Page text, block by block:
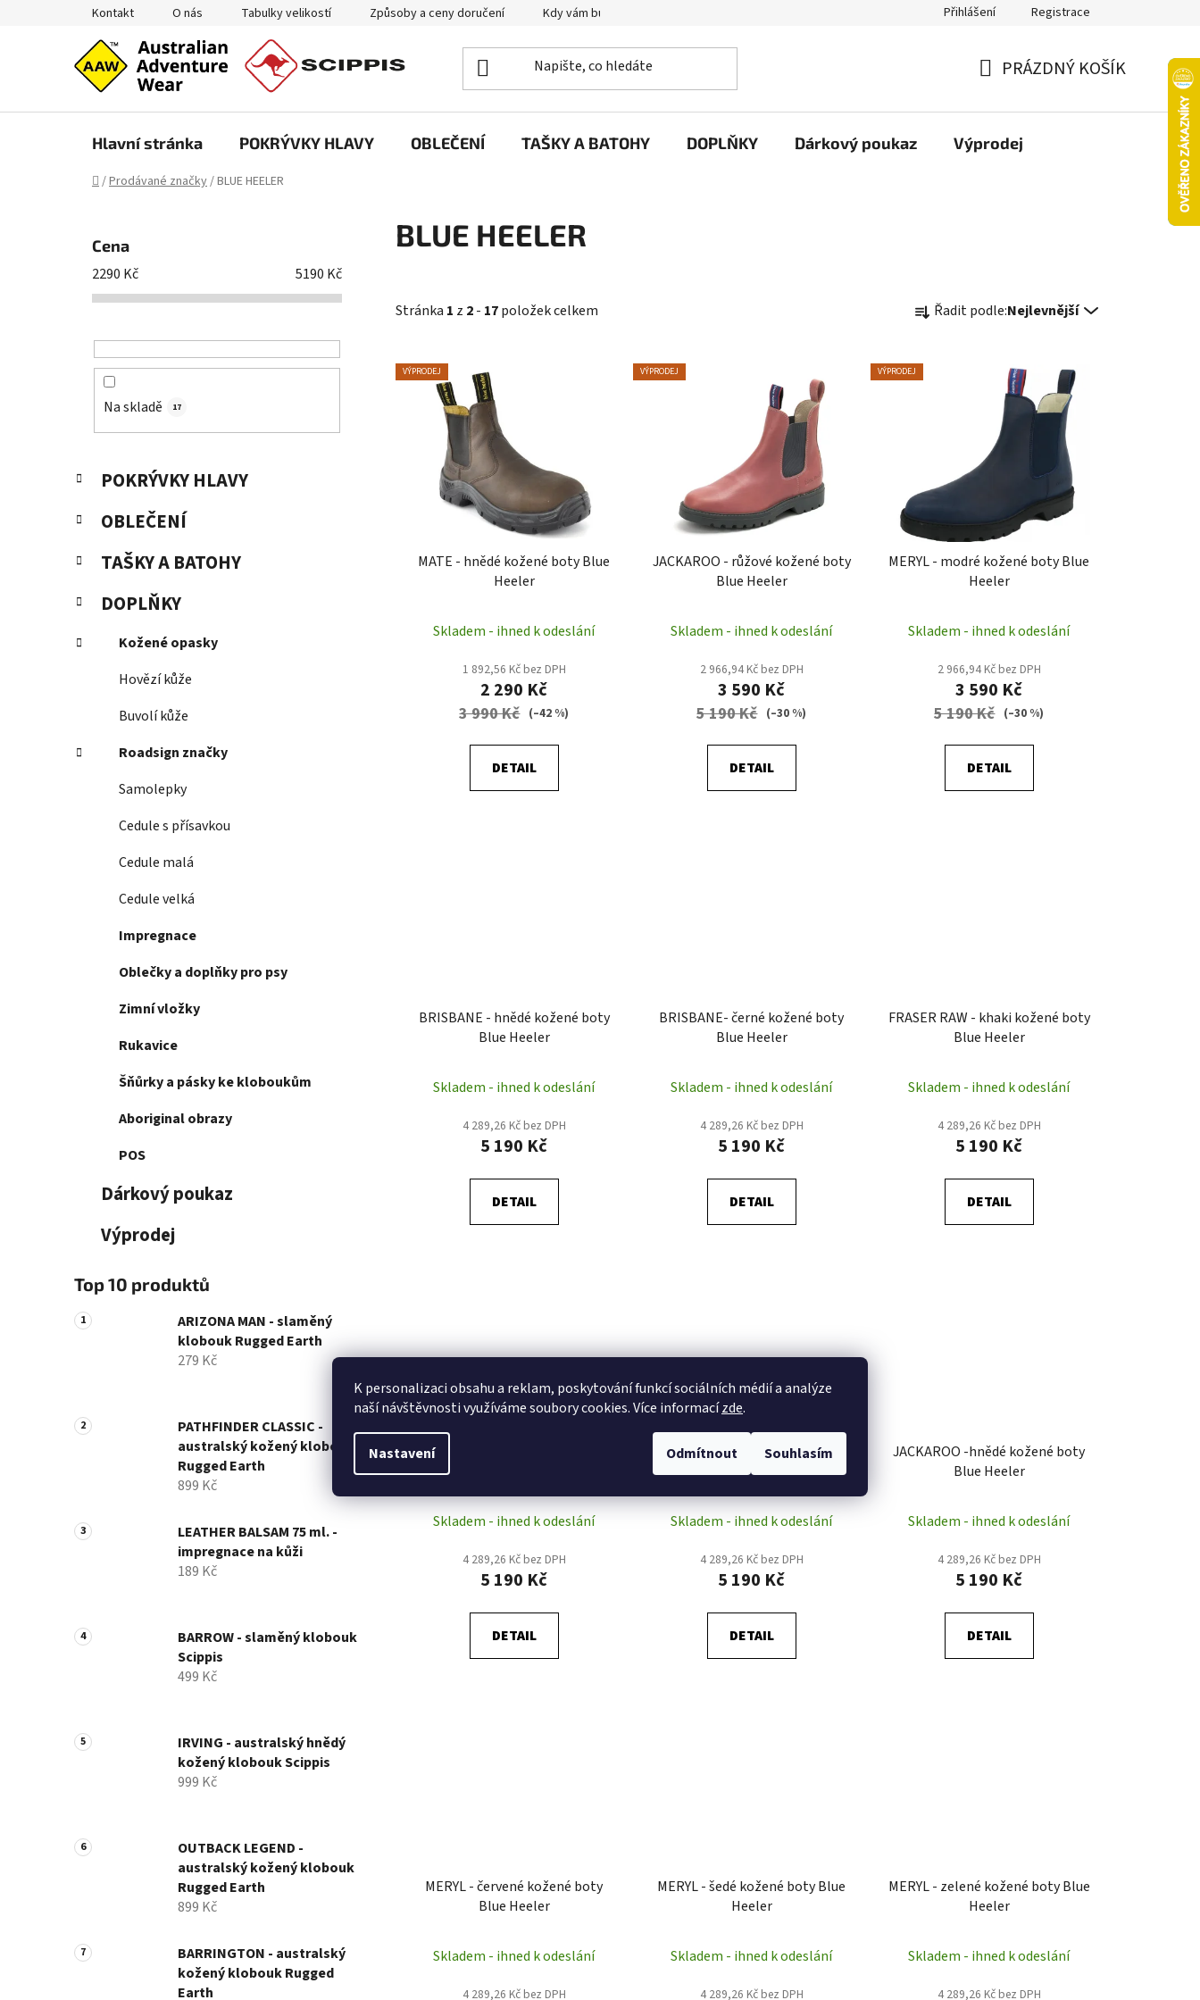
K personalizaci obsahu a reklam, poskytování funkcí sociálních médií a analýze
naší návštěvnosti využíváme soubory cookies. Více informacízde.
Nastavení Odmítnout Souhlasím
Kontakt O nás Tabulky velikostí Způsoby a ceny doručení Kdy vám bude zboží doručené? Výměna zboží nebo vrácení ve 14denní lhůtě Platba objednávky kartou
Přihlášení Registrace
KOŠÍK
PRÁZDNÝ KOŠÍK
Hlavní stránka POKRÝVKY HLAVY OBLEČENÍ TAŠKY A BATOHY DOPLŇKY Dárkový poukaz Výprodej
Domů
/Prodávané značky/BLUE HEELER
e
l
Cena
2290 Kč 5190 Kč
Na skladě 17
Přeskočit
kategorie
K
a
e
o
i
POKRÝVKY HLAVY
OBLEČENÍ
TAŠKY A BATOHY
DOPLŇKY
Kožené opasky
Hovězí kůže
Buvolí kůže
Roadsign značky
Samolepky
Cedule s přísavkou
Cedule malá
Cedule velká
Impregnace
Oblečky a doplňky pro psy
Zimní vložky
Rukavice
Šňůrky a pásky ke kloboukům
Aboriginal obrazy
POS
Dárkový poukaz
Výprodej
Top 10 produktů
ARIZONA MAN - slaměný
klobouk Rugged Earth
279 Kč
PATHFINDER CLASSIC -
australský kožený klobouk
Rugged Earth
899 Kč
LEATHER BALSAM 75 ml. -
impregnace na kůži
189 Kč
BARROW - slaměný klobouk
Scippis
499 Kč
IRVING - australský hnědý
kožený klobouk Scippis
999 Kč
OUTBACK LEGEND -
australský kožený klobouk
Rugged Earth
899 Kč
BARRINGTON - australský
kožený klobouk Rugged
Earth
BLUE HEELER
Stránka 1 z 2- 17položek celkem
a
e
d
u
k
Řadit podle:Nejlevnější
V
ý
VÝPRODEJ
MATE - hnědé kožené boty Blue
Heeler
Skladem - ihned k odeslání
1 892,56 Kč bez DPH
2 290 Kč
3 990 Kč (–42 %)
DETAIL
VÝPRODEJ
JACKAROO - růžové kožené boty
Blue Heeler
Skladem - ihned k odeslání
2 966,94 Kč bez DPH
3 590 Kč
5 190 Kč (–30 %)
DETAIL
VÝPRODEJ
MERYL - modré kožené boty Blue
Heeler
Skladem - ihned k odeslání
2 966,94 Kč bez DPH
3 590 Kč
5 190 Kč (–30 %)
DETAIL
BRISBANE - hnědé kožené boty
Blue Heeler
Skladem - ihned k odeslání
4 289,26 Kč bez DPH
5 190 Kč
DETAIL
BRISBANE- černé kožené boty
Blue Heeler
Skladem - ihned k odeslání
4 289,26 Kč bez DPH
5 190 Kč
DETAIL
FRASER RAW - khaki kožené boty
Blue Heeler
Skladem - ihned k odeslání
4 289,26 Kč bez DPH
5 190 Kč
DETAIL
FRASER RAW - šedé kožené boty
Skladem - ihned k odeslání
4 289,26 Kč bez DPH
5 190 Kč
DETAIL
JACKAROO - černé kožené boty
Blue Heeler
Skladem - ihned k odeslání
4 289,26 Kč bez DPH
5 190 Kč
DETAIL
JACKAROO -hnědé kožené boty
Blue Heeler
Skladem - ihned k odeslání
4 289,26 Kč bez DPH
5 190 Kč
DETAIL
MERYL - červené kožené boty
Blue Heeler
Skladem - ihned k odeslání
4 289,26 Kč bez DPH
MERYL - šedé kožené boty Blue
Heeler
Skladem - ihned k odeslání
4 289,26 Kč bez DPH
MERYL - zelené kožené boty Blue
Heeler
Skladem - ihned k odeslání
4 289,26 Kč bez DPH